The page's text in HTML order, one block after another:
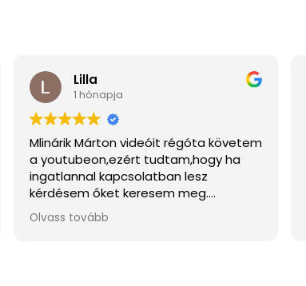
Lilla
1 hónapja
Mlinárik Márton videóit régóta követem
a youtubeon,ezért tudtam,hogy ha
ingatlannal kapcsolatban lesz
kérdésem őket keresem meg.
Döntésemet nem bántam meg, külön
köszönöm Bencének a profi
Olvass tovább